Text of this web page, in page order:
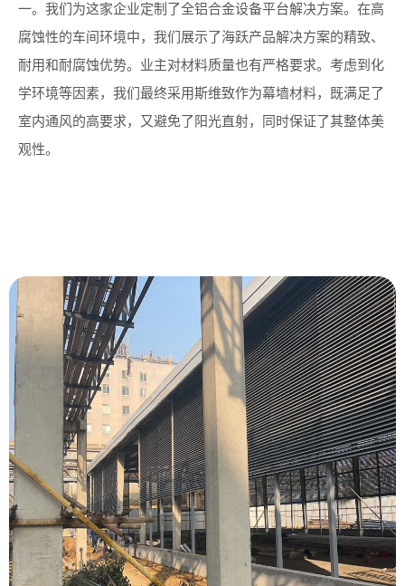
一。我们为这家企业定制了全铝合金设备平台解决方案。在高
腐蚀性的车间环境中，我们展示了海跃产品解决方案的精致、
耐用和耐腐蚀优势。业主对材料质量也有严格要求。考虑到化
学环境等因素，我们最终采用斯维致作为幕墙材料，既满足了
室内通风的高要求，又避免了阳光直射，同时保证了其整体美
观性。